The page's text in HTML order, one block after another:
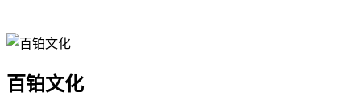
百铂文化